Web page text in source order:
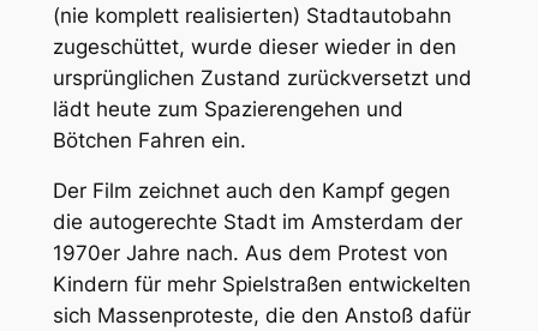
(nie komplett realisierten) Stadtautobahn
zugeschüttet, wurde dieser wieder in den
ursprünglichen Zustand zurückversetzt und
lädt heute zum Spazierengehen und
Bötchen Fahren ein.
Der Film zeichnet auch den Kampf gegen
die autogerechte Stadt im Amsterdam der
1970er Jahre nach. Aus dem Protest von
Kindern für mehr Spielstraßen entwickelten
sich Massenproteste, die den Anstoß dafür